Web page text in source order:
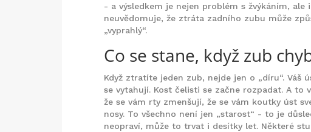
- a výsledkem je nejen problém s žvýkáním,
neuvědomuje, že ztráta zadního zubu může
„vyprahlý“.
Co se stane, když zub
Když ztratíte jeden zub, nejde jen o „díru“. Váš
se vytahují. Kost čelisti se začne rozpadat. A to
že se vám rty zmenšují, že se vám koutky úst
nosy. To všechno není jen „starost“ - to je
neopraví, může to trvat i desítky let. Některé